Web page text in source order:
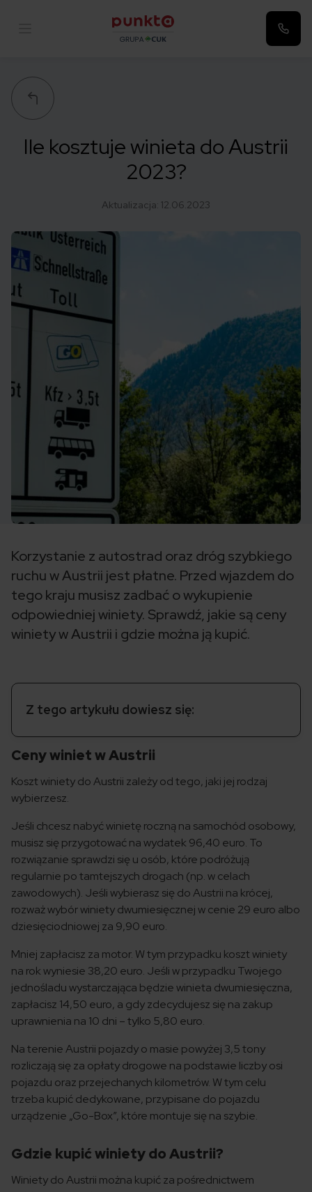
Ile kosztuje winieta do Austrii
2023?
Aktualizacja: 12.06.2023
Korzystanie z autostrad oraz dróg szybkiego
ruchu w Austrii jest płatne. Przed wjazdem do
tego kraju musisz zadbać o wykupienie
odpowiedniej winiety. Sprawdź, jakie są ceny
winiety w Austrii i gdzie można ją kupić.
Z tego artykułu dowiesz się:
Ceny winiet w Austrii
Koszt winiety do Austrii zależy od tego, jaki jej rodzaj
wybierzesz.
Jeśli chcesz nabyć winietę roczną na samochód osobowy,
musisz się przygotować na wydatek 96,40 euro. To
rozwiązanie sprawdzi się u osób, które podróżują
regularnie po tamtejszych drogach (np. w celach
zawodowych). Jeśli wybierasz się do Austrii na krócej,
rozważ wybór winiety dwumiesięcznej w cenie 29 euro albo
dziesięciodniowej za 9,90 euro.
Mniej zapłacisz za motor. W tym przypadku koszt winiety
na rok wyniesie 38,20 euro. Jeśli w przypadku Twojego
jednośladu wystarczająca będzie winieta dwumiesięczna,
zapłacisz 14,50 euro, a gdy zdecydujesz się na zakup
uprawnienia na 10 dni – tylko 5,80 euro.
Na terenie Austrii pojazdy o masie powyżej 3,5 tony
rozliczają się za opłaty drogowe na podstawie liczby osi
pojazdu oraz przejechanych kilometrów. W tym celu
trzeba kupić dedykowane, przypisane do pojazdu
urządzenie „Go-Box”, które montuje się na szybie.
Gdzie kupić winiety do Austrii?
Winiety do Austrii można kupić za pośrednictwem